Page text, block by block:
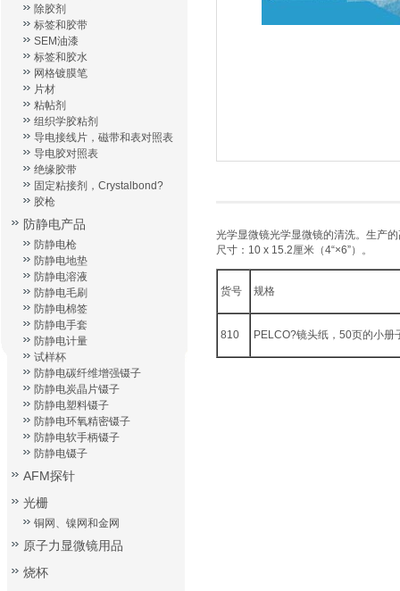
光学显微镜光学显微镜的清洗。生产
尺寸：10 x 15.2厘米（4“×6”）。
货号 规格
810 PELCO?镜头纸，50页的小册
除胶剂
标签和胶带
SEM油漆
标签和胶水
网格镀膜笔
片材
粘帖剂
组织学胶粘剂
导电接线片，磁带和表对照表
导电胶对照表
绝缘胶带
固定粘接剂，Crystalbond?
胶枪
防静电产品
防静电枪
防静电地垫
防静电溶液
防静电毛刷
防静电棉签
防静电手套
防静电计量
试样杯
防静电碳纤维增强镊子
防静电炭晶片镊子
防静电塑料镊子
防静电环氧精密镊子
防静电软手柄镊子
防静电镊子
AFM探针
光栅
铜网、镍网和金网
原子力显微镜用品
烧杯